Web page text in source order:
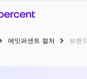
에잇
맞닿아 펼쳐
에잇퍼센트 컬처 브랜